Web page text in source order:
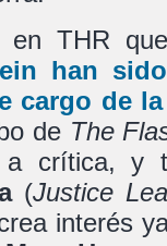
en THR
han
cargo de
de The
a crítica, y
(Justice
interés